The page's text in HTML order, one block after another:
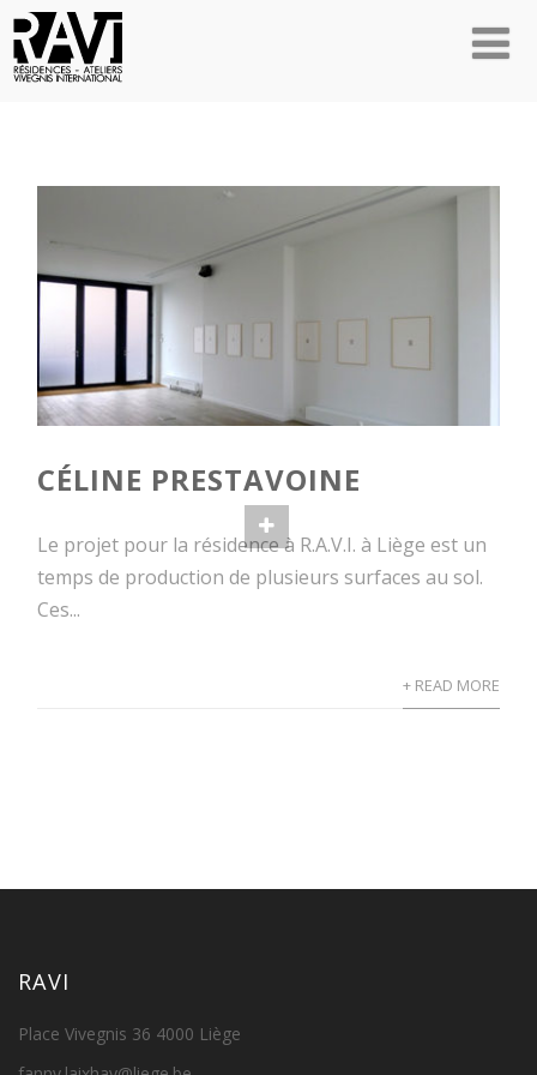
CÉLINE PRESTAVOINE
Le projet pour la résidence à R.A.V.I. à Liège est un
temps de production de plusieurs surfaces au sol.
Ces...
+ READ MORE
RAVI
Place Vivegnis 36 4000 Liège